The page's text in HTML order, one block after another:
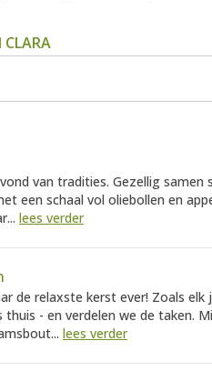
CLARA
van tradities. Gezellig samen
een schaal vol oliebollen en
lees verder
de relaxste kerst ever! Zoals
thuis - en verdelen we de taken.
lees verder